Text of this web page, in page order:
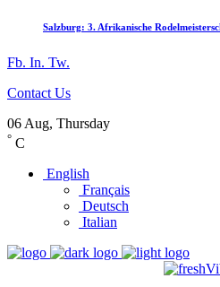
Salzburg: 3. Afrikanische
Fb. In. Tw.
Contact Us
06 Aug, Thursday
° C
English
Français
Deutsch
Italian